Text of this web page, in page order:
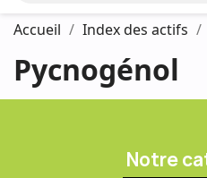
Accueil Index des actifs
Pycnogénol
Notre